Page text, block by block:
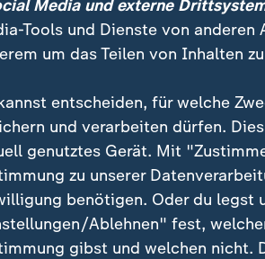
werden.
Über Briefe muss
werden. Filmaufnahmen
die Gefangenen in ihrer Würde
von Gefangenen unkenntlich
Blick auf den Krieg in der
sagen. Er hofft darauf, bei
Media und externe
Tools und Dienste von anderen
um das Teilen von Inhalten
entscheiden, für welche
und verarbeiten dürfen.
genutztes Gerät. Mit
zu unserer
benötigen. Oder du legst
Ablehnen" fest,
gibst und welchen nicht.